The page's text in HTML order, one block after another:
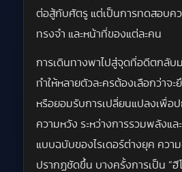
ต่อสู้กับศัตรู แต่เป็นการทดสอบค
ทรงจำ และหน้าที่ของแต่ละคน
การเดินทางพาไปสู่จุดที่อดีตกลับ
ทำให้หลายตัวละครต้องเลือกว่าจ
หรือยอมรับการเปลี่ยนแปลงเพื่อ
ความหวัง ระหว่างการรวมพลังแล
แบบฉบับของไรเดอร์ต่างยุค ควา
ปรากฏชัดขึ้น บางครั้งการเป็น “ฮี